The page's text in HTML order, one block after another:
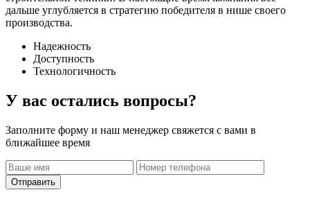
дальше углубляется в стратегию победителя в нише своего
производства.
Надежность
Доступность
Технологичность
У вас остались вопросы?
Заполните форму и наш менеджер свяжется с вами в
ближайшее время
Отправить